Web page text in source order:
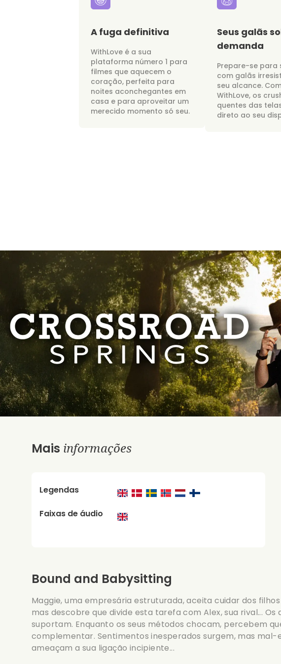
A fuga definitiva
WithLove é a sua
plataforma número 1 para
filmes que aquecem o
coração, perfeita para
noites aconchegantes em
casa e para aproveitar um
merecido momento só seu.
Seus galãs
demanda
Prepare-se para
com galãs
seu alcance.
WithLove, os
quentes das
direto ao seu
Mais informações
Legendas
Faixas de áudio
Bound and Babysitting
Maggie, uma empresária estruturada, aceita cuidar dos filhos
mas descobre que divide esta tarefa com Alex, sua rival... Os
suportam. Enquanto os seus métodos chocam, percebem
complementar. Sentimentos inesperados surgem, mas mal-
ameaçam a sua ligação incipiente...